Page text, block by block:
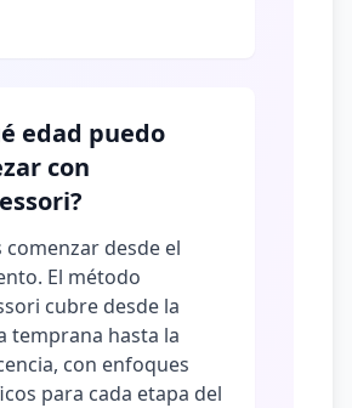
edad puedo
con
comenzar desde el
El método
cubre desde la
temprana hasta la
con enfoques
para cada etapa del